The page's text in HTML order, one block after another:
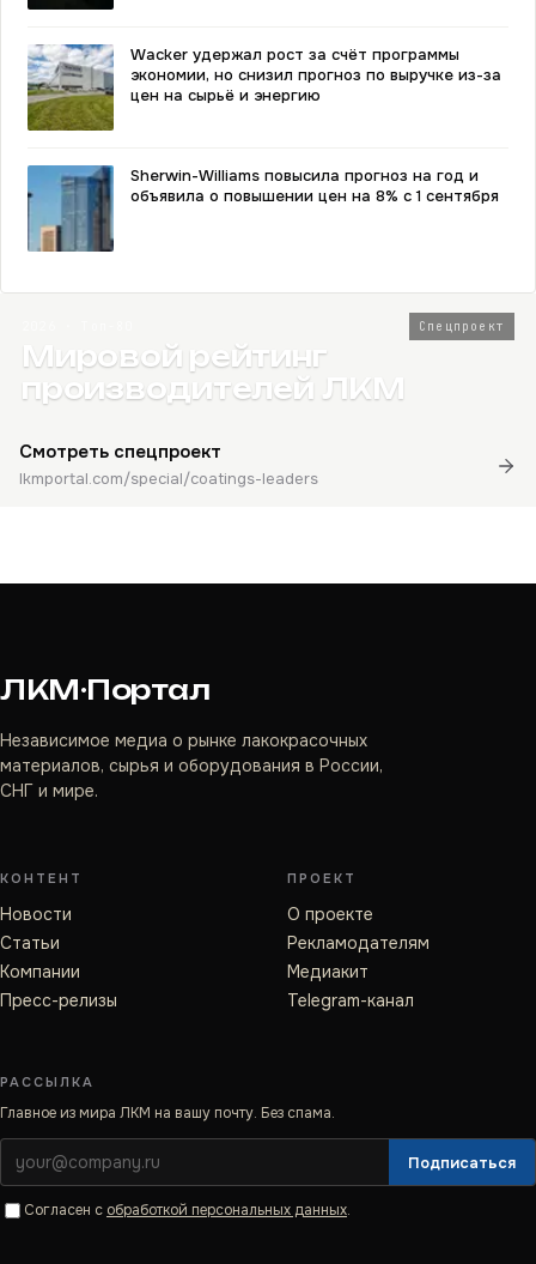
Wacker удержал рост за счёт программы
экономии, но снизил прогноз по выручке из-за
цен на сырьё и энергию
Sherwin-Williams повысила прогноз на год и
объявила о повышении цен на 8% с 1 сентября
Спецпроект
Мировой рейтинг
производителей ЛКМ
Смотреть спецпроект
lkmportal.com/special/coatings-leaders
ЛКМ·Портал
Независимое медиа о рынке лакокрасочных
материалов, сырья и оборудования в России,
СНГ и мире.
КОНТЕНТ
Новости
Статьи
Компании
Пресс-релизы
ПРОЕКТ
О проекте
Рекламодателям
Медиакит
Telegram-канал
РАССЫЛКА
Главное из мира ЛКМ на вашу почту. Без спама.
Подписаться
Согласен с обработкой персональных данных.